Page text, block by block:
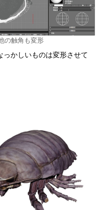
の触角も変形
かしいものは変形させて